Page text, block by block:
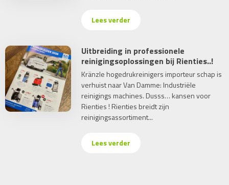
Lees verder
Uitbreiding in professionele
reinigingsoplossingen bij Rienties..!
Kränzle hogedrukreinigers importeur schap is
verhuist naar Van Damme: Industriële
reinigings machines. Dusss… kansen voor
Rienties ! Rienties breidt zijn
reinigingsassortiment...
Lees verder